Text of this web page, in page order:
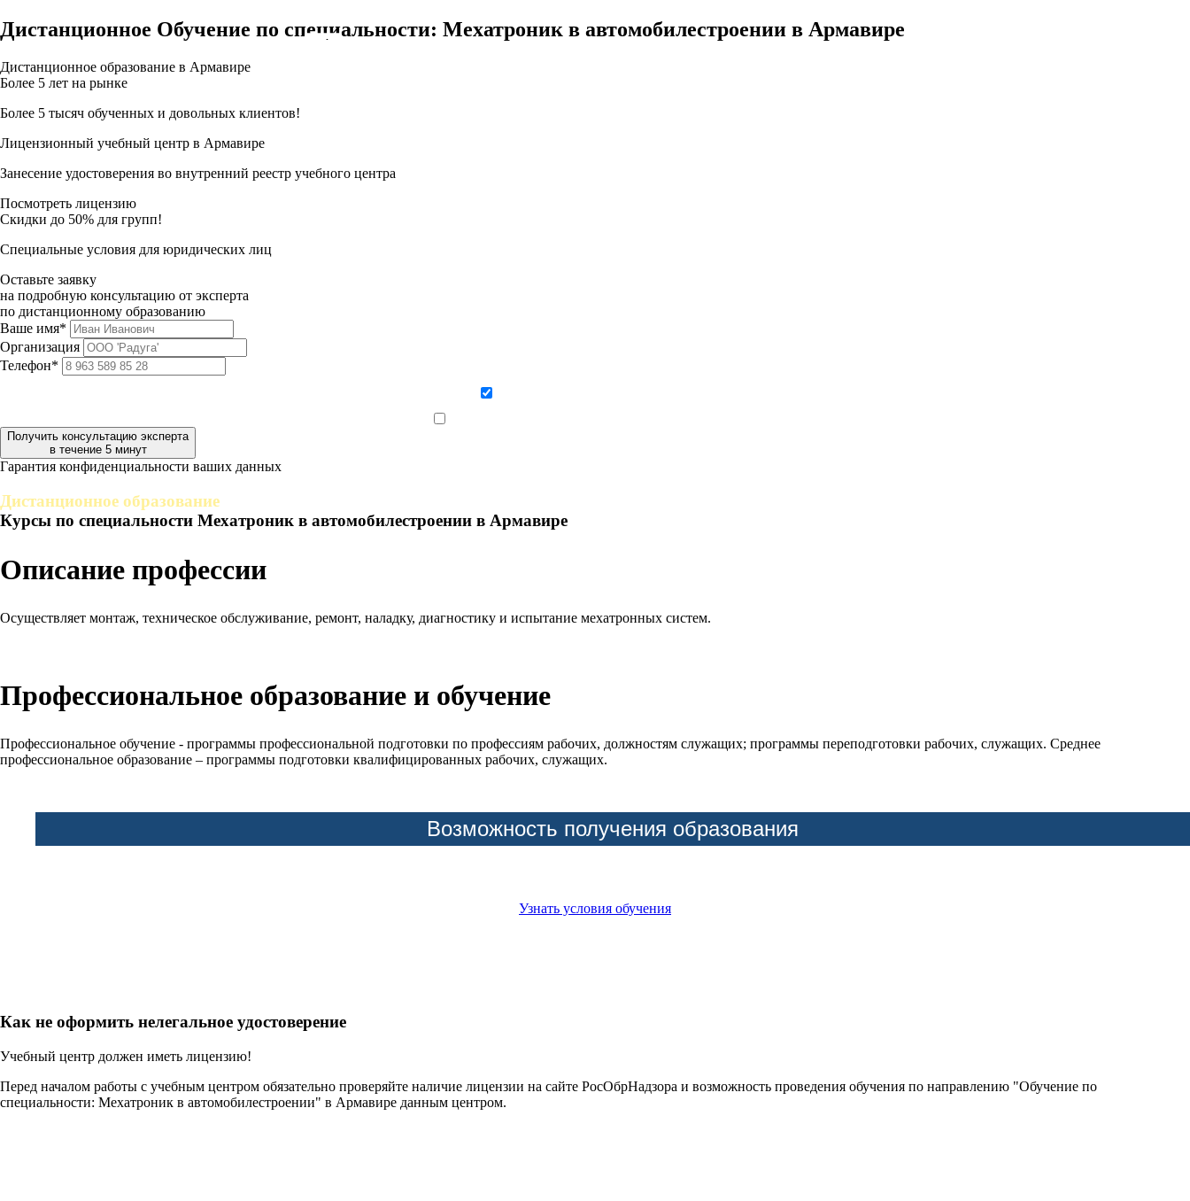
Дистанционное Обучение по специальности: Мехатроник в автомобилестроении в Армавире
Дистанционное образование в Армавире
Более 5 лет на рынке
Более 5 тысяч обученных и довольных клиентов!
Лицензионный учебный центр в Армавире
Занесение удостоверения во внутренний реестр учебного центра
Посмотреть лицензию
Скидки до 50% для групп!
Специальные условия для юридических лиц
Оставьте заявку
на подробную консультацию от эксперта
по дистанционному образованию
Ваше имя*
Организация
Телефон*
Получить консультацию эксперта
в течение 5 минут
Гарантия конфиденциальности ваших данных
Дистанционное образование
Курсы по специальности Мехатроник в автомобилестроении в Армавире
Описание профессии
Осуществляет монтаж, техническое обслуживание, ремонт, наладку, диагностику и испытание мехатронных систем.
Профессиональное образование и обучение
Профессиональное обучение - программы профессиональной подготовки по профессиям рабочих, должностям служащих; программы переподготовки рабочих, служащих. Среднее
профессиональное образование – программы подготовки квалифицированных рабочих, служащих.
Возможность получения образования
Узнать условия обучения
Как не оформить нелегальное удостоверение
Учебный центр должен иметь лицензию!
Перед началом работы с учебным центром обязательно проверяйте наличие лицензии на сайте РосОбрНадзора и возможность проведения обучения по направлению "Обучение по
специальности: Мехатроник в автомобилестроении" в Армавире данным центром.